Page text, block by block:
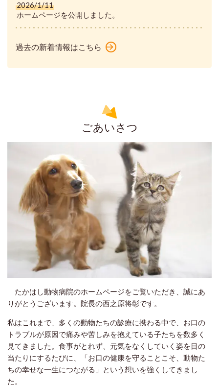
2026/1/11
ホームページを公開しました。
過去の新着情報はこちら
ごあいさつ
たかはし動物病院のホームページをご覧いただき、誠にあ
りがとうございます。 院長の西之原将彰です。
私はこれまで、多くの動物たちの診療に携わる中で、お口の
トラブルが原因で痛みや苦しみを抱えている子たちを数多く
見てきました。食事がとれず、元気をなくしていく姿を目の
当たりにするたびに、「お口の健康を守ることこそ、動物た
ちの幸せな一生につながる」という想いを強くしてきまし
た。